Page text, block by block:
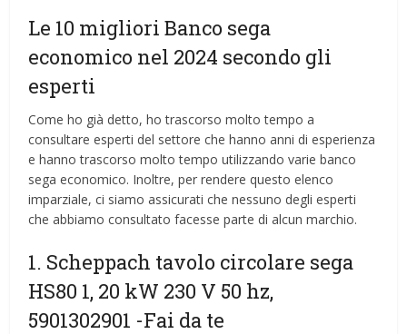
Le 10 migliori Banco sega
economico nel 2024 secondo gli
esperti
Come ho già detto, ho trascorso molto tempo a
consultare esperti del settore che hanno anni di esperienza
e hanno trascorso molto tempo utilizzando varie banco
sega economico. Inoltre, per rendere questo elenco
imparziale, ci siamo assicurati che nessuno degli esperti
che abbiamo consultato facesse parte di alcun marchio.
1. Scheppach tavolo circolare sega
HS80 1, 20 kW 230 V 50 hz,
5901302901 -Fai da te